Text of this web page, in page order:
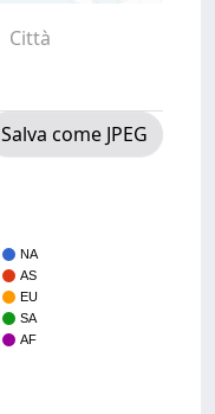
Città
Salva come JPEG
NA
AS
EU
SA
AF